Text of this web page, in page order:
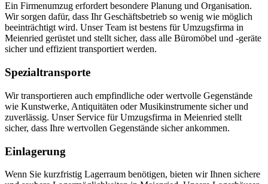
Ein Firmenumzug erfordert besondere Planung und Organisation.
Wir sorgen dafür, dass Ihr Geschäftsbetrieb so wenig wie möglich
beeinträchtigt wird. Unser Team ist bestens für Umzugsfirma in
Meienried gerüstet und stellt sicher, dass alle Büromöbel und -geräte
sicher und effizient transportiert werden.
Spezialtransporte
Wir transportieren auch empfindliche oder wertvolle Gegenstände
wie Kunstwerke, Antiquitäten oder Musikinstrumente sicher und
zuverlässig. Unser Service für Umzugsfirma in Meienried stellt
sicher, dass Ihre wertvollen Gegenstände sicher ankommen.
Einlagerung
Wenn Sie kurzfristig Lagerraum benötigen, bieten wir Ihnen sichere